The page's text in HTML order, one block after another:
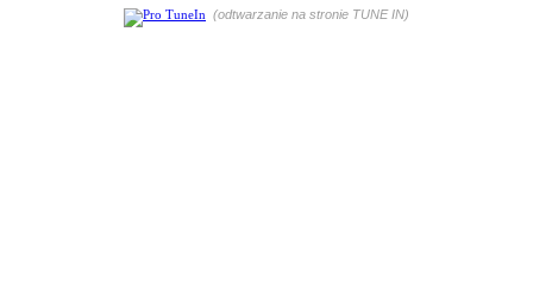
(odtwarzanie na stronie TUNE IN)